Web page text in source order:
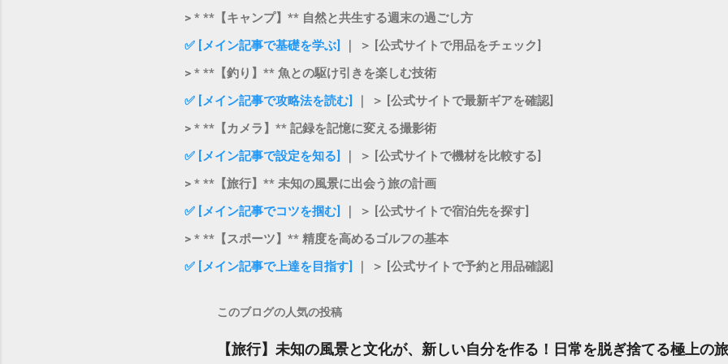
> * **【キャンプ】** 自然と共生する週末の過ごし方
✅ [メイン記事で基礎を学ぶ]
｜ ＞ [公式サイトで用品をチェック]
> * **【釣り】** 魚との駆け引きを楽しむ技術
✅ [メイン記事で攻略法を読む]
｜ ＞ [公式サイトで最新ギアを確認]
> * **【カメラ】** 記録を記憶に変える撮影術
✅ [メイン記事で設定を知る]
｜ ＞ [公式サイトで機材を比較する]
> * **【旅行】** 未知の風景に出会う旅の計画
✅ [メイン記事でコツを掴む]
｜ ＞ [公式サイトで宿泊先を探す]
> * **【スポーツ】** 精度を高めるゴルフの基本
✅ [メイン記事で上達を目指す]
｜ ＞ [公式サイトで予約と用品確認]
このブログの人気の投稿
【旅行】未知の風景と文化が、新しい自分を作る！日常を脱ぎ捨てる極上の